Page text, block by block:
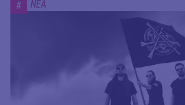
# ΝΕΑ